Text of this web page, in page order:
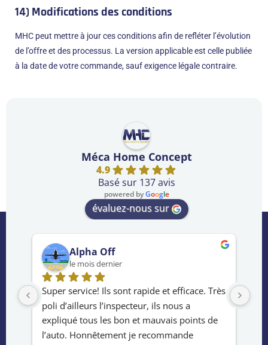
14) Modifications des conditions
MHC peut mettre à jour ces conditions afin de refléter l’évolution
de l’offre et des processus. La version applicable est celle publiée
à la date de votre commande, sauf exigence légale contraire.
Méca Home Concept
4.9
Basé sur 137 avis
powered byGoogle
évaluez-nous sur
Alpha Off
le mois dernier
Super service! Ils sont rapide et efficace. Très
poli d’ailleurs l’inspecteur, ils nous a
expliqué tous les bon et mauvais points de
l’auto. Honnêtement je recommande